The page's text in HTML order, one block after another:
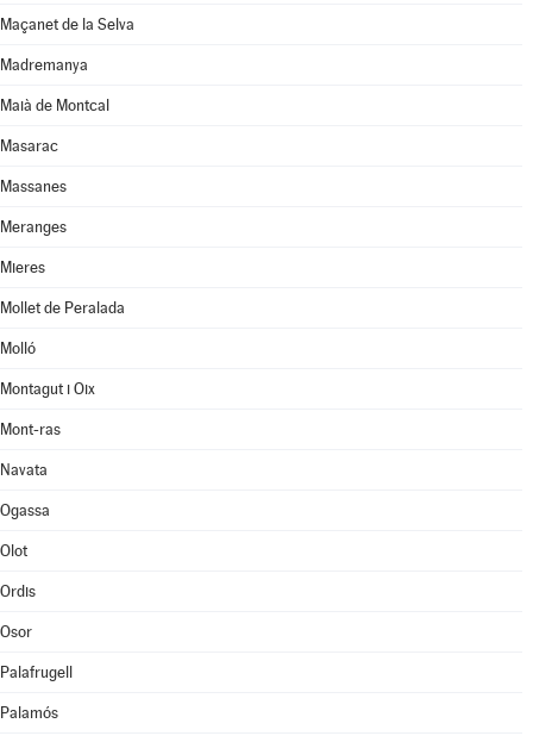
Maçanet de la Selva
Madremanya
Maià de Montcal
Masarac
Massanes
Meranges
Mieres
Mollet de Peralada
Molló
Montagut i Oix
Mont-ras
Navata
Ogassa
Olot
Ordis
Osor
Palafrugell
Palamós